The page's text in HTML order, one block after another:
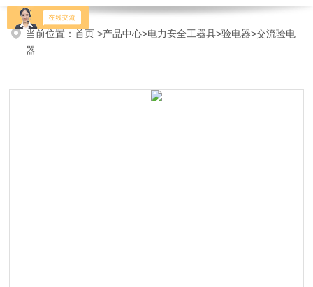
当前位置：首页>产品中心>电力安全工器具>验电器>交流验电
器